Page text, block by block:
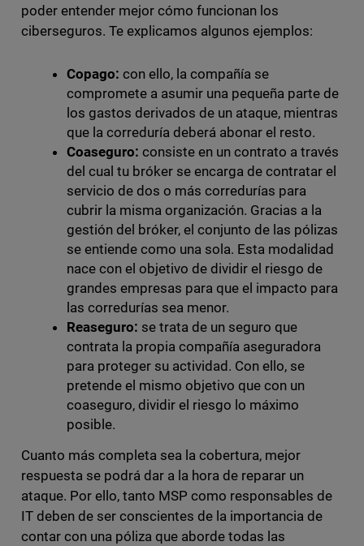
poder entender mejor cómo funcionan los
ciberseguros. Te explicamos algunos ejemplos:
Copago: con ello, la compañía se
compromete a asumir una pequeña parte de
los gastos derivados de un ataque, mientras
que la correduría deberá abonar el resto.
Coaseguro: consiste en un contrato a través
del cual tu bróker se encarga de contratar el
servicio de dos o más corredurías para
cubrir la misma organización. Gracias a la
gestión del bróker, el conjunto de las pólizas
se entiende como una sola. Esta modalidad
nace con el objetivo de dividir el riesgo de
grandes empresas para que el impacto para
las corredurías sea menor.
Reaseguro: se trata de un seguro que
contrata la propia compañía aseguradora
para proteger su actividad. Con ello, se
pretende el mismo objetivo que con un
coaseguro, dividir el riesgo lo máximo
posible.
Cuanto más completa sea la cobertura, mejor
respuesta se podrá dar a la hora de reparar un
ataque. Por ello, tanto MSP como responsables de
IT deben de ser conscientes de la importancia de
contar con una póliza que aborde todas las